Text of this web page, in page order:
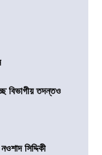
বিভাগীয় তদন্তও
সিদ্দিকী